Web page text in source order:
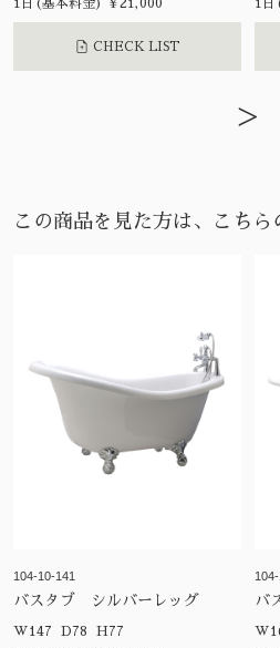
1日(基本料金) ¥21,000
CHECK LIST
1
>
この商品を見た方は、こち
104-10-141
バスタブ シルバーレッグ
W147 D78 H77
バ